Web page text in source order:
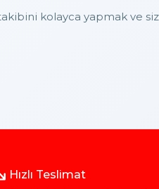
kolayca yapmak ve
Hızlı Teslimat